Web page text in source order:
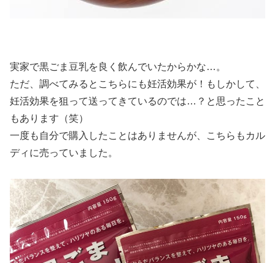
実家で黒ごま豆乳を良く飲んでいたからかな…。
ただ、調べてみるとこちらにも妊活効果が！もしかして、
妊活効果を狙って送ってきているのでは…？と思ったこと
もあります（笑）
一度も自分で購入したことはありませんが、こちらもカル
ディに売っていました。